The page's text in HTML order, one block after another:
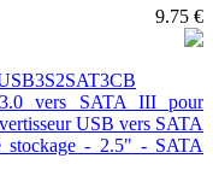
9.75 €
3.0 vers SATA III pour
USB vers SATA
- 2.5" - SATA